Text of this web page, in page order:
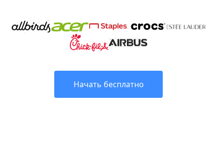
Начать бесплатно